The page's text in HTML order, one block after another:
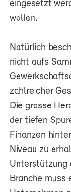
eingesetzt
wollen.
Natürlich
nicht aufs
zahlreicher
Die grosse
der tiefen
Finanzen
Niveau zu
Unterstützung
Branche muss